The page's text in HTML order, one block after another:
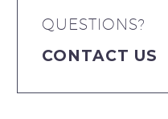
QUESTIONS?
CONTACT US